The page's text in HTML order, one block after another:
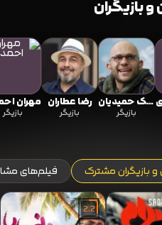
عطاران در نقش اصلی، همراه
تاثیرگذار است که
هکس دانلودمراجعه کنید.
بازیگران
بابک حمیدیان
بازیگر
رضا عطاران
بازیگر
مهران
بازیگر
و بازیگران مشترک فیلم‌های
2.2